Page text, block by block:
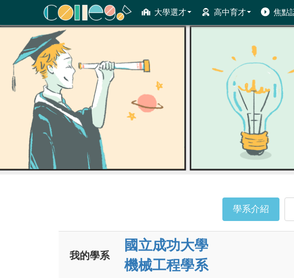
大學選才 高中育才 焦點
ColleGo! 大學選才與高中育才輔助系統
學系介紹
我的學系
國立成功大學
機械工程學系